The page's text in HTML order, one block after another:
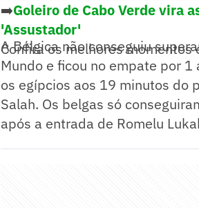
➡️Goleiro de Cabo Verde vira
'Assustador'
Confira os melhores momentos
A Bélgica não conseguiu
Mundo e ficou no empate por
os egípcios aos 19 minutos do
Salah. Os belgas só
após a entrada de Romelu